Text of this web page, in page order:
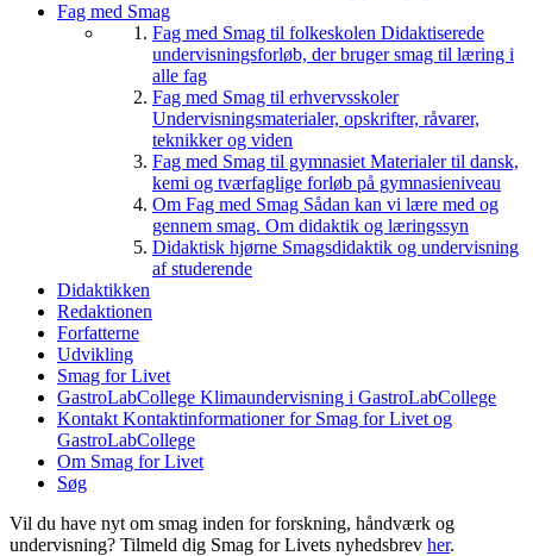
Fag med Smag
Fag med Smag til folkeskolen Didaktiserede
undervisningsforløb, der bruger smag til læring i
alle fag
Fag med Smag til erhvervsskoler
Undervisningsmaterialer, opskrifter, råvarer,
teknikker og viden
Fag med Smag til gymnasiet Materialer til dansk,
kemi og tværfaglige forløb på gymnasieniveau
Om Fag med Smag Sådan kan vi lære med og
gennem smag. Om didaktik og læringssyn
Didaktisk hjørne Smagsdidaktik og undervisning
af studerende
Didaktikken
Redaktionen
Forfatterne
Udvikling
Smag for Livet
GastroLabCollege Klimaundervisning i GastroLabCollege
Kontakt Kontaktinformationer for Smag for Livet og
GastroLabCollege
Om Smag for Livet
Søg
Vil du have nyt om smag inden for forskning, håndværk og
undervisning? Tilmeld dig Smag for Livets nyhedsbrev her.